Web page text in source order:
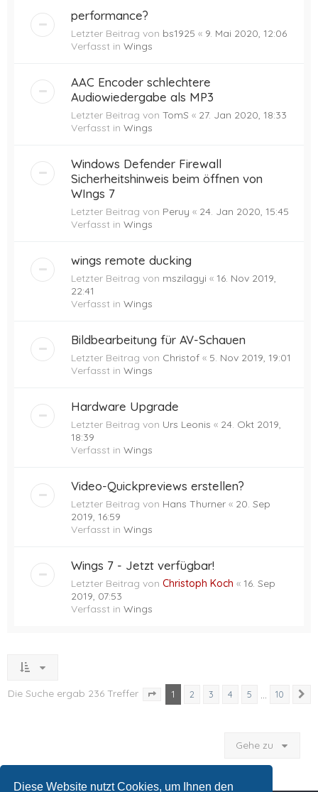
Diese Website nutzt Cookies, um Ihnen den
performance?
Letzter Beitrag von bs1925 « 9. Mai 2020, 12:06
Verfasst in Wings
AAC Encoder schlechtere
Audiowiedergabe als MP3
Letzter Beitrag von TomS « 27. Jan 2020, 18:33
Verfasst in Wings
Windows Defender Firewall
Sicherheitshinweis beim öffnen von
WIngs 7
Letzter Beitrag von Peruy « 24. Jan 2020, 15:45
Verfasst in Wings
wings remote ducking
Letzter Beitrag von mszilagyi « 16. Nov 2019,
22:41
Verfasst in Wings
Bildbearbeitung für AV-Schauen
Letzter Beitrag von Christof « 5. Nov 2019, 19:01
Verfasst in Wings
Hardware Upgrade
Letzter Beitrag von Urs Leonis « 24. Okt 2019,
18:39
Verfasst in Wings
Video-Quickpreviews erstellen?
Letzter Beitrag von Hans Thurner « 20. Sep
2019, 16:59
Verfasst in Wings
Wings 7 - Jetzt verfügbar!
Letzter Beitrag von Christoph Koch « 16. Sep
2019, 07:53
Verfasst in Wings
Die Suche ergab 236 Treffer Seite von 10
1 2 3 4 5 10
Gehe zu